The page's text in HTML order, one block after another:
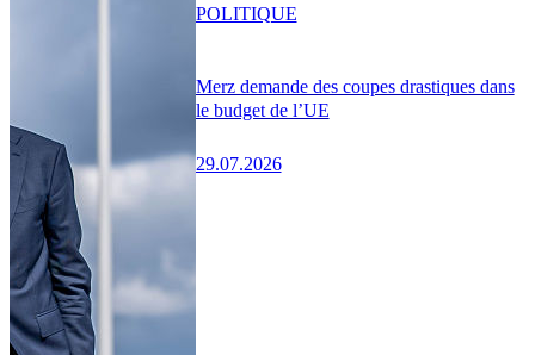
Merz demande des coupes drastiques dans
le budget de l’UE
29.07.2026
POLITIQUE